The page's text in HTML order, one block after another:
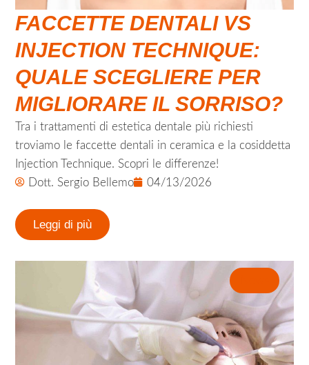
FACCETTE DENTALI VS
INJECTION TECHNIQUE:
QUALE SCEGLIERE PER
MIGLIORARE IL SORRISO?
Tra i trattamenti di estetica dentale più richiesti
troviamo le faccette dentali in ceramica e la cosiddetta
Injection Technique. Scopri le differenze!
Dott. Sergio Bellemo
04/13/2026
Leggi di più